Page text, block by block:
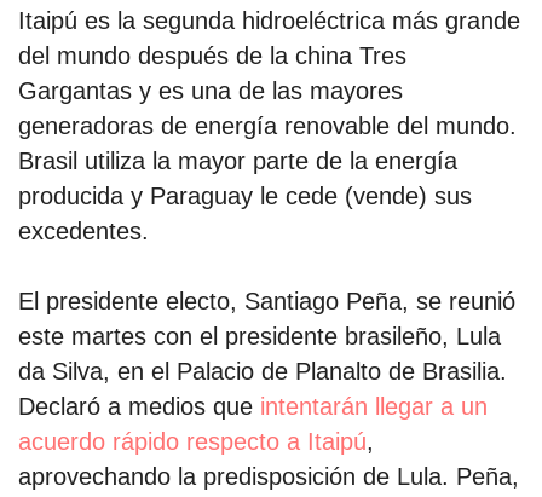
Itaipú es la segunda hidroeléctrica más grande
del mundo después de la china Tres
Gargantas y es una de las mayores
generadoras de energía renovable del mundo.
Brasil utiliza la mayor parte de la energía
producida y Paraguay le cede (vende) sus
excedentes.
El presidente electo, Santiago Peña, se reunió
este martes con el presidente brasileño, Lula
da Silva, en el Palacio de Planalto de Brasilia.
Declaró a medios que intentarán llegar a un
acuerdo rápido respecto a Itaipú,
aprovechando la predisposición de Lula. Peña,